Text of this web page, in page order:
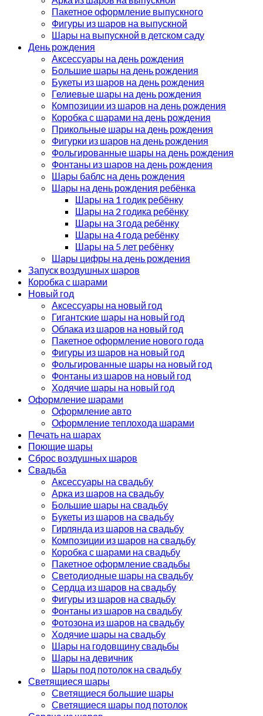
Пакетное оформление выпускного
Фигуры из шаров на выпускной
Шары на выпускной в детском саду
День рождения
Аксессуары на день рождения
Большие шары на день рождения
Букеты из шаров на день рождения
Гелиевые шары на день рождения
Композиции из шаров на день рождения
Коробка с шарами на день рождения
Прикольные шары на день рождения
Фигурки из шаров на день рождения
Фольгированные шары на день рождения
Фонтаны из шаров на день рождения
Шары баблс на день рождения
Шары на день рождения ребёнка
Шары на 1 годик ребёнку
Шары на 2 годика ребёнку
Шары на 3 года ребёнку
Шары на 4 года ребёнку
Шары на 5 лет ребёнку
Шары цифры на день рождения
Запуск воздушных шаров
Коробка с шарами
Новый год
Аксессуары на новый год
Гигантские шары на новый год
Облака из шаров на новый год
Пакетное оформление нового года
Фигуры из шаров на новый год
Фольгированные шары на новый год
Фонтаны из шаров на новый год
Ходячие шары на новый год
Оформление шарами
Оформление авто
Оформление теплохода шарами
Печать на шарах
Поющие шары
Сброс воздушных шаров
Свадьба
Аксессуары на свадьбу
Арка из шаров на свадьбу
Большие шары на свадьбу
Букеты из шаров на свадьбу
Гирлянда из шаров на свадьбу
Композиции из шаров на свадьбу
Коробка с шарами на свадьбу
Пакетное оформление свадьбы
Светодиодные шары на свадьбу
Сердца из шаров на свадьбу
Фигуры из шаров на свадьбу
Фонтаны из шаров на свадьбу
Фотозона из шаров на свадьбу
Ходячие шары на свадьбу
Шары на годовщину свадьбы
Шары на девичник
Шары под потолок на свадьбу
Светящиеся шары
Светящиеся большие шары
Светящиеся шары под потолок